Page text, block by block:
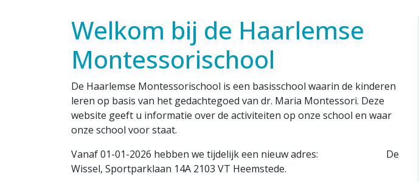
Welkom bij de Haarlemse
Montessorischool
De Haarlemse Montessorischool is een basisschool waarin de kinderen
leren op basis van het gedachtegoed van dr. Maria Montessori. Deze
website geeft u informatie over de activiteiten op onze school en waar
onze school voor staat.
Vanaf 01-01-2026 hebben we tijdelijk een nieuw adres: De
Wissel, Sportparklaan 14A 2103 VT Heemstede.